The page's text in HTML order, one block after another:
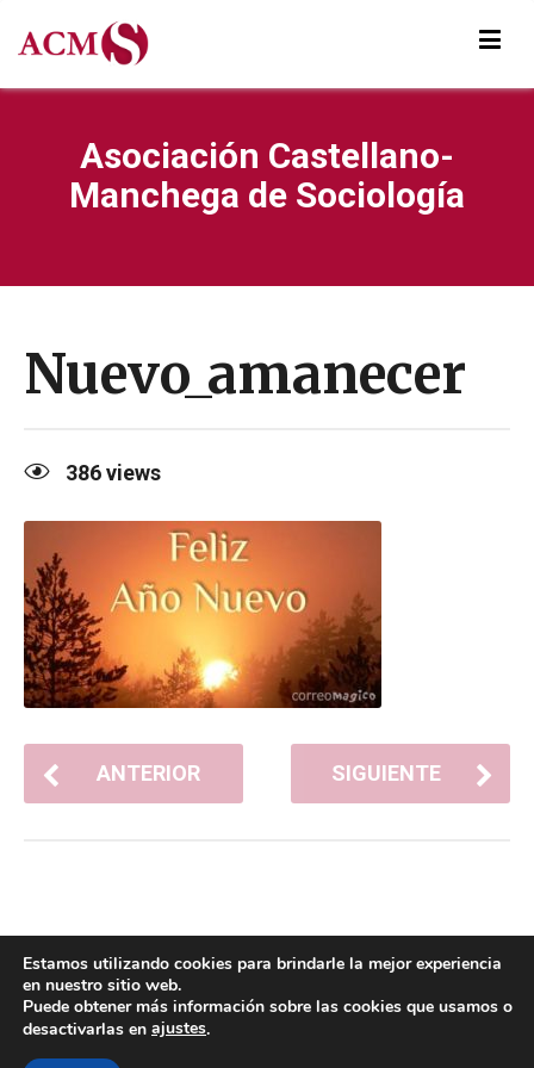
Asociación Castellano-
Manchega de Sociología
Nuevo_amanecer
386views
ANTERIOR SIGUIENTE
POLÍTICA DE COOKIES POLÍTICA DE PRIVACIDAD
Estamos utilizando cookies para brindarle la mejor experiencia
en nuestro sitio web.
Puede obtener más información sobre las cookies que usamos o
desactivarlas en ajustes.